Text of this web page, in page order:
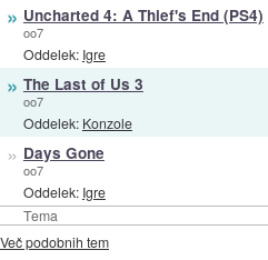
Tema
» Uncharted 4: A Thief's End (PS4)
oo7
Oddelek: Igre
» The Last of Us 3
oo7
Oddelek: Konzole
» Days Gone
oo7
Oddelek: Igre
Več podobnih tem